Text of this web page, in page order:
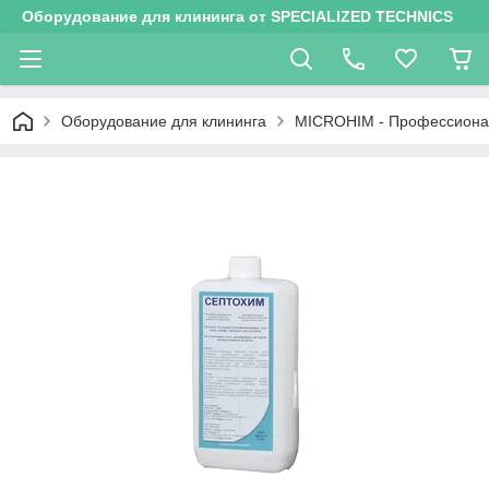
Оборудование для клининга от SPECIALIZED TECHNICS
Оборудование для клининга MICROHIM -